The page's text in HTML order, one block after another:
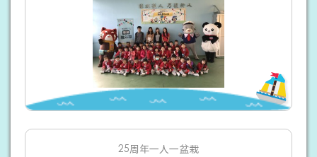
25周年一人一盆栽